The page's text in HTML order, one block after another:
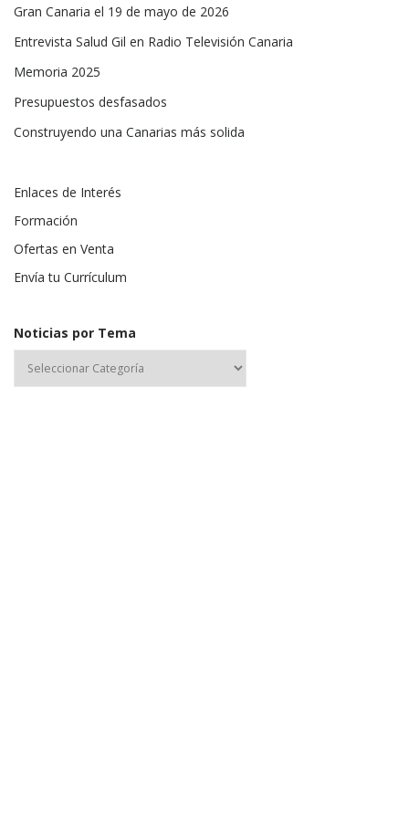
Gran Canaria el 19 de mayo de 2026
Entrevista Salud Gil en Radio Televisión Canaria
Memoria 2025
Presupuestos desfasados
Construyendo una Canarias más solida
Enlaces de Interés
Formación
Ofertas en Venta
Envía tu Currículum
Noticias por Tema